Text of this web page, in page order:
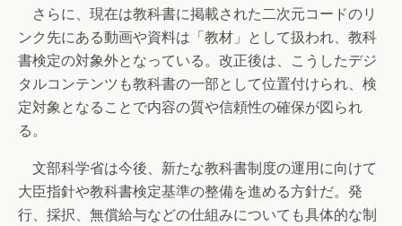
さらに、現在は教科書に掲載された二次元コードのリ
ンク先にある動画や資料は「教材」として扱われ、教科
書検定の対象外となっている。改正後は、こうしたデジ
タルコンテンツも教科書の一部として位置付けられ、検
定対象となることで内容の質や信頼性の確保が図られ
る。
文部科学省は今後、新たな教科書制度の運用に向けて
大臣指針や教科書検定基準の整備を進める方針だ。発
行、採択、無償給与などの仕組みについても具体的な制